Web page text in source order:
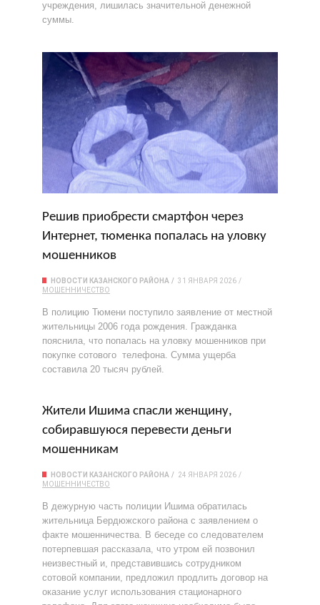
учреждения, лишилась значительной денежной
суммы.
Решив приобрести смартфон через
Интернет, тюменка попалась на уловку
мошенников
НОВОСТИ КАЗАНСКОГО РАЙОНА
31 ЯНВАРЯ 2026
МОШЕННИЧЕСТВО
В полицию Тюмени поступило заявление от местной
жительницы 2006 года рождения. Гражданка
пояснила, что попалась на уловку мошенников при
покупке сотового телефона. Сумма ущерба
составила 20 тысяч рублей.
Жители Ишима спасли женщину,
собиравшуюся перевести деньги
мошенникам
НОВОСТИ КАЗАНСКОГО РАЙОНА
24 ЯНВАРЯ 2026
МОШЕННИЧЕСТВО
В дежурную часть полиции Ишима обратилась
жительница Бердюжского района с заявлением о
факте мошенничества. В беседе со следователем
потерпевшая рассказала, что утром ей позвонил
неизвестный и, представившись сотрудником
сотовой компании, предложил продлить договор на
оказание услуг использования стационарного